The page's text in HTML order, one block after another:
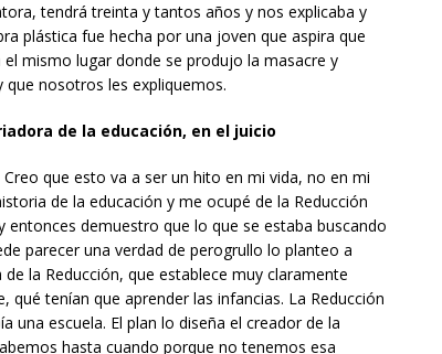
tendrá treinta y tantos años y nos explicaba y
plástica fue hecha por una joven que aspira que
mismo lugar donde se produjo la masacre y
que nosotros les expliquemos.
de la educación, en el juicio
que esto va a ser un hito en mi vida, no en mi
de la educación y me ocupé de la Reducción
demuestro que lo que se estaba buscando
parecer una verdad de perogrullo lo planteo a
la Reducción, que establece muy claramente
tenían que aprender las infancias. La Reducción
una escuela. El plan lo diseña el creador de la
hasta cuando porque no tenemos esa